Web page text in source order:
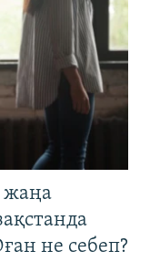
жаңа
не себеп?